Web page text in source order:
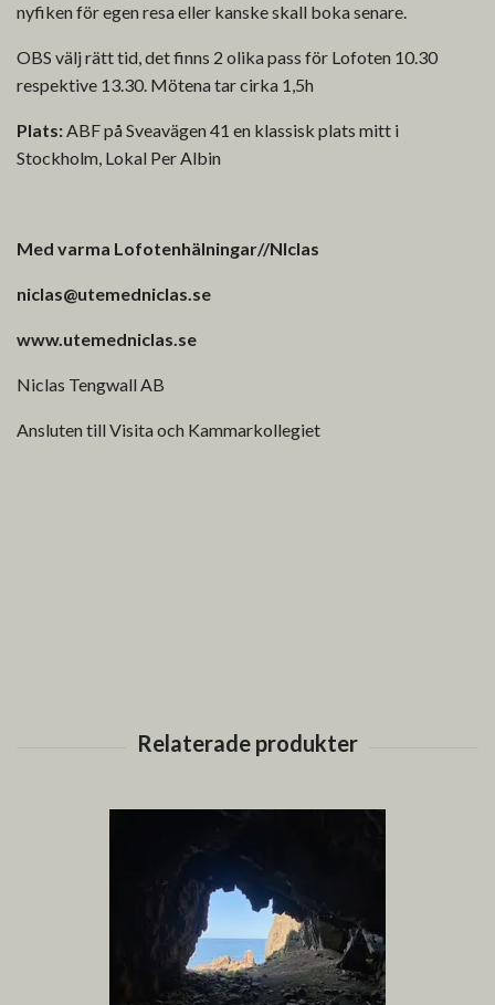
nyfiken för egen resa eller kanske skall boka senare.
OBS välj rätt tid, det finns 2 olika pass för Lofoten 10.30
respektive 13.30. Mötena tar cirka 1,5h
Plats:ABF på Sveavägen 41 en klassisk plats mitt i
Stockholm, Lokal Per Albin
Med varma Lofotenhälningar//NIclas
niclas@utemedniclas.se
www.utemedniclas.se
Niclas Tengwall AB
Ansluten till Visita och Kammarkollegiet